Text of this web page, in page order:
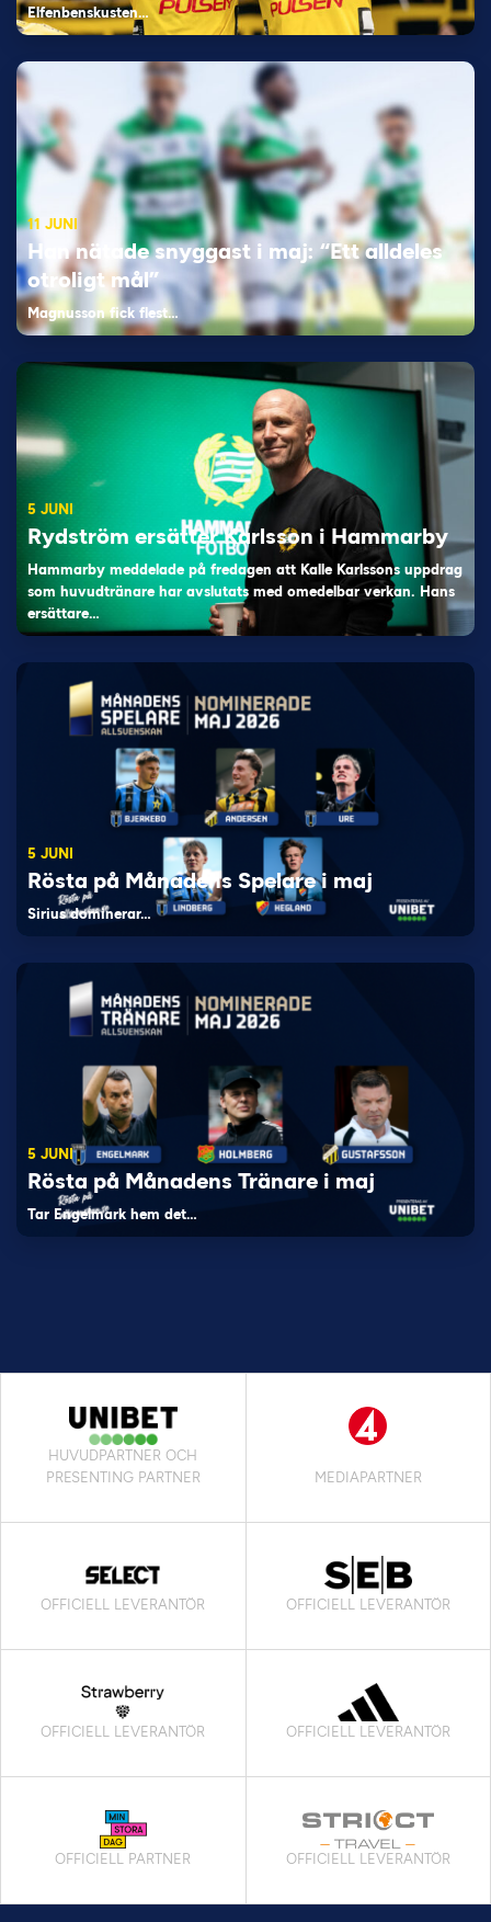
Elfenbenskusten…
11 JUNI
Han nätade snyggast i maj: “Ett alldeles
otroligt mål”
Magnusson fick flest…
5 JUNI
Rydström ersätter Karlsson i Hammarby
Hammarby meddelade på fredagen att Kalle Karlssons uppdrag
som huvudtränare har avslutats med omedelbar verkan. Hans
ersättare…
5 JUNI
Rösta på Månadens Spelare i maj
Sirius dominerar…
5 JUNI
Rösta på Månadens Tränare i maj
Tar Engelmark hem det…
HUVUDPARTNER OCH
PRESENTING PARTNER
MEDIAPARTNER
OFFICIELL LEVERANTÖR OFFICIELL LEVERANTÖR
OFFICIELL LEVERANTÖR OFFICIELL LEVERANTÖR
OFFICIELL PARTNER OFFICIELL LEVERANTÖR